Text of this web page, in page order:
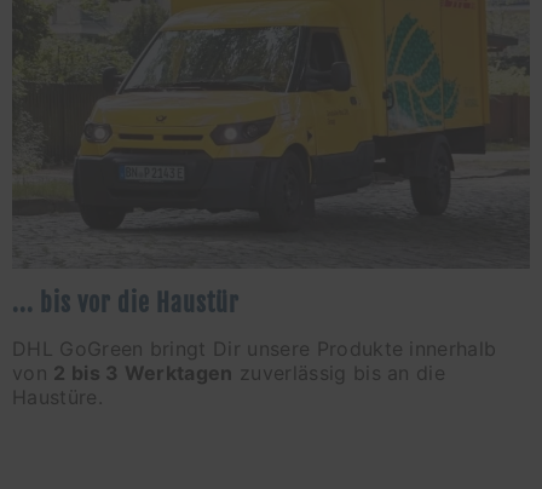
... bis vor die Haustür
DHL GoGreen bringt Dir unsere Produkte innerhalb
von 2 bis 3 Werktagen zuverlässig bis an die
Haustüre.